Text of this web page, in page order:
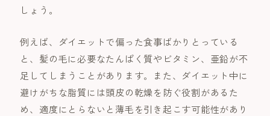
しょう。
例えば、ダイエットで偏った食事ばかりとっている
と、髪の毛に必要なたんぱく質やビタミン、亜鉛が不
足してしまうことがあります。また、ダイエット中に
避けがちな脂質には頭皮の乾燥を防ぐ役割があるた
め、適度にとらないと薄毛を引き起こす可能性があり